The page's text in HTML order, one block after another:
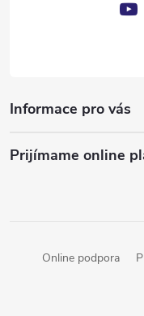
Informace pro vás
Prijímame online
Online podpora